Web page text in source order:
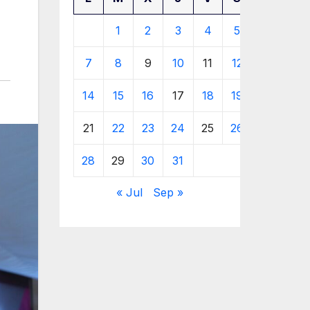
1 2 3 4 5
7 8 9 10 11 12
14 15 16 17 18 19
21 22 23 24 25 26
28 29 30 31
« Jul Sep »